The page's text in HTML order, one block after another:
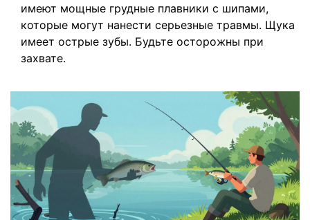
имеют мощные грудные плавники с шипами,
которые могут нанести серьезные травмы. Щука
имеет острые зубы. Будьте осторожны при
захвате.